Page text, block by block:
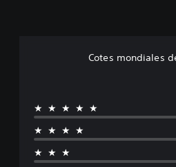
Cotes mondiales
★★★★★
★★★★
★★★